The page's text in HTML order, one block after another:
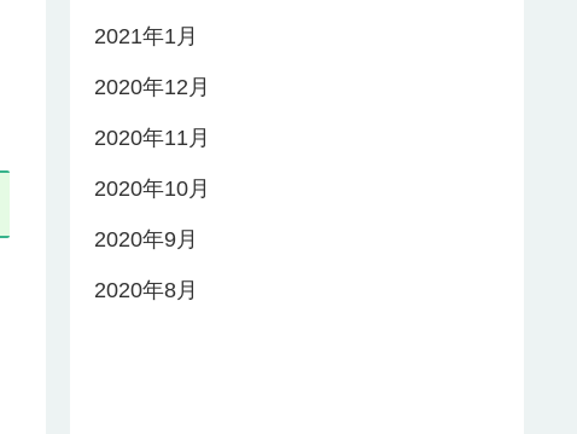
2021年1月
2020年12月
2020年11月
2020年10月
2020年9月
2020年8月